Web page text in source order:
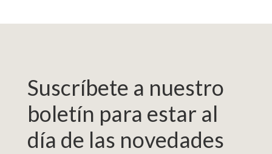
Suscríbete a nuestro
boletín para estar al
día de las novedades